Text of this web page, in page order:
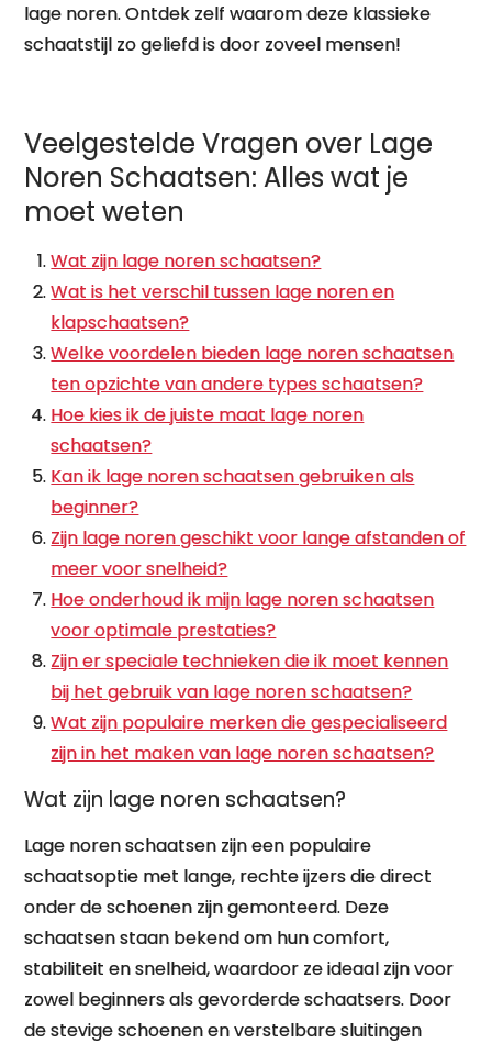
lage noren. Ontdek zelf waarom deze klassieke
schaatstijl zo geliefd is door zoveel mensen!
Veelgestelde Vragen over Lage
Noren Schaatsen: Alles wat je
moet weten
Wat zijn lage noren schaatsen?
Wat is het verschil tussen lage noren en
klapschaatsen?
Welke voordelen bieden lage noren schaatsen
ten opzichte van andere types schaatsen?
Hoe kies ik de juiste maat lage noren
schaatsen?
Kan ik lage noren schaatsen gebruiken als
beginner?
Zijn lage noren geschikt voor lange afstanden of
meer voor snelheid?
Hoe onderhoud ik mijn lage noren schaatsen
voor optimale prestaties?
Zijn er speciale technieken die ik moet kennen
bij het gebruik van lage noren schaatsen?
Wat zijn populaire merken die gespecialiseerd
zijn in het maken van lage noren schaatsen?
Wat zijn lage noren schaatsen?
Lage noren schaatsen zijn een populaire
schaatsoptie met lange, rechte ijzers die direct
onder de schoenen zijn gemonteerd. Deze
schaatsen staan bekend om hun comfort,
stabiliteit en snelheid, waardoor ze ideaal zijn voor
zowel beginners als gevorderde schaatsers. Door
de stevige schoenen en verstelbare sluitingen